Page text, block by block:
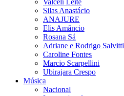
Valcelí Leite
Silas Anastácio
ANAJURE
Elis Amâncio
Rosana Sá
Adriane e Rodrigo Salvitti
Caroline Fontes
Marcio Scarpellini
Ubirajara Crespo
Música
Nacional